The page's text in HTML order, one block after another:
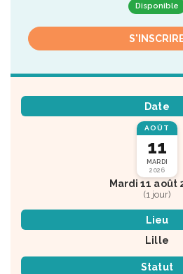
Disponible
Date
AOÛT
11
MARDI
2026
Mardi 11 août
(1 jour)
Lieu
Lille
Statut